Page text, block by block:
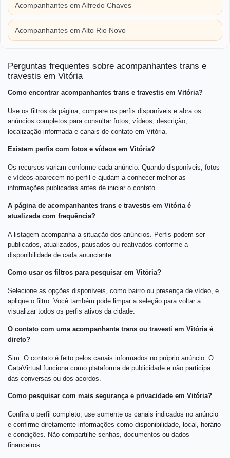
Acompanhantes em Alfredo Chaves
Acompanhantes em Alto Rio Novo
Perguntas frequentes sobre acompanhantes trans e
travestis em Vitória
Como encontrar acompanhantes trans e travestis em Vitória?
Use os filtros da página, compare os perfis disponíveis e abra os
anúncios completos para consultar fotos, vídeos, descrição,
localização informada e canais de contato em Vitória.
Existem perfis com fotos e vídeos em Vitória?
Os recursos variam conforme cada anúncio. Quando disponíveis, fotos
e vídeos aparecem no perfil e ajudam a conhecer melhor as
informações publicadas antes de iniciar o contato.
A página de acompanhantes trans e travestis em Vitória é
atualizada com frequência?
A listagem acompanha a situação dos anúncios. Perfis podem ser
publicados, atualizados, pausados ou reativados conforme a
disponibilidade de cada anunciante.
Como usar os filtros para pesquisar em Vitória?
Selecione as opções disponíveis, como bairro ou presença de vídeo, e
aplique o filtro. Você também pode limpar a seleção para voltar a
visualizar todos os perfis ativos da cidade.
O contato com uma acompanhante trans ou travesti em Vitória é
direto?
Sim. O contato é feito pelos canais informados no próprio anúncio. O
GataVirtual funciona como plataforma de publicidade e não participa
das conversas ou dos acordos.
Como pesquisar com mais segurança e privacidade em Vitória?
Confira o perfil completo, use somente os canais indicados no anúncio
e confirme diretamente informações como disponibilidade, local, horário
e condições. Não compartilhe senhas, documentos ou dados
financeiros.